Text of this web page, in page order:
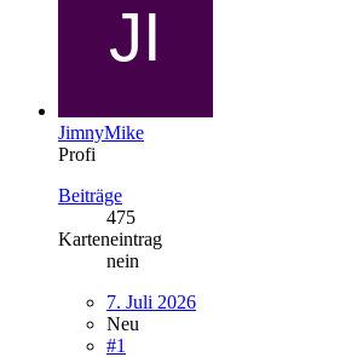
JimnyMike
Profi
Beiträge
475
Karteneintrag
nein
7. Juli 2026
Neu
#1